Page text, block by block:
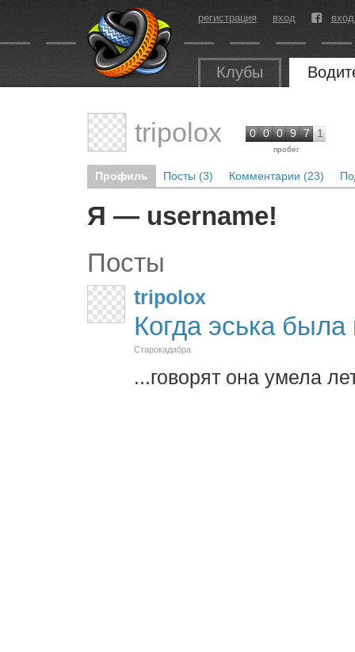
регистрация вход
Клубы
tripolox 0 0 0 9 7 1
пробег
Профиль Посты (3) Комментарии (23)
Я — username!
Посты
tripolox
Когда эська
Старокадабра
...говорят она умела